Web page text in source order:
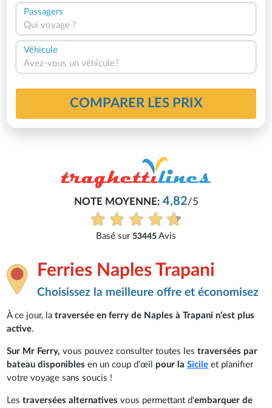
Passagers
Qui voyage ?
Véhicule
Avez-vous un véhicule?
COMPARER LES PRIX
NOTE MOYENNE:4,82/5
Basé sur 53445 Avis
Ferries Naples Trapani
Choisissez la meilleure offre et économisez
À ce jour, latraversée en ferry de Naples à Trapani n’est plus
active.
Sur Mr Ferry, vous pouvez consulter toutes lestraversées par
bateau disponibles en un coup d’œil pour laSicile et planifier
votre voyage sans soucis !
Les traversées alternatives vous permettant d'embarquer de